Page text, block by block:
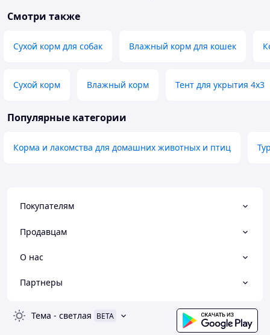
Смотри также
Сухой корм для собак Влажный корм для кошек
Сухой корм Влажный корм Тент для укрытия 4х3
Популярные категории
Корма и лакомства для домашних животных и птиц
Покупателям
Продавцам
О нас
Партнеры
Тема - светлая BETA